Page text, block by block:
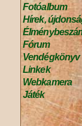
Fotóalbum
Hírek,
Fórum
Vendégkönyv
Linkek
Webkamera
Játék